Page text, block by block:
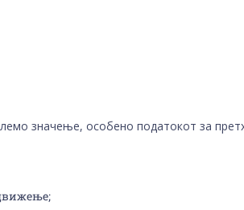
значење, особено податокот за